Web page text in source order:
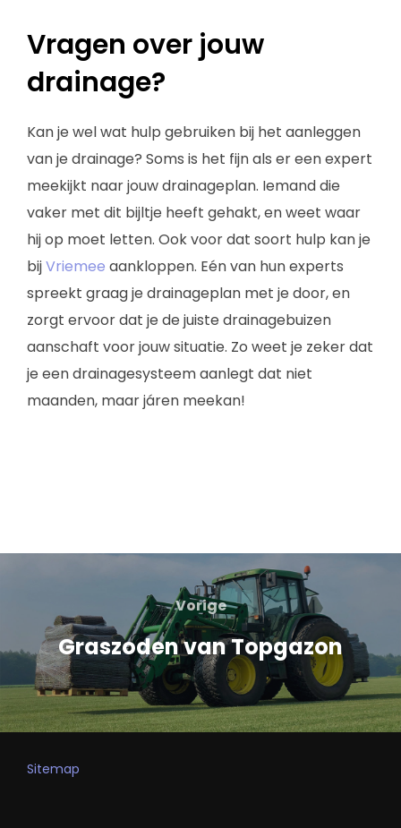
Vragen over jouw
drainage?
Kan je wel wat hulp gebruiken bij het aanleggen
van je drainage? Soms is het fijn als er een expert
meekijkt naar jouw drainageplan. Iemand die
vaker met dit bijltje heeft gehakt, en weet waar
hij op moet letten. Ook voor dat soort hulp kan je
bijVriemee aankloppen. Eén van hun experts
spreekt graag je drainageplan met je door, en
zorgt ervoor dat je de juiste drainagebuizen
aanschaft voor jouw situatie. Zo weet je zeker dat
je een drainagesysteem aanlegt dat niet
maanden, maar járen meekan!
Vorige
Graszoden van Topgazon
Sitemap